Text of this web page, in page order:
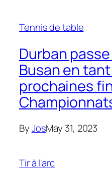
Tennis de table
Durban
Busan en
prochaines
ByJosMay 31, 2023
Tir à l'arc